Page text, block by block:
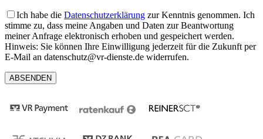
Ich habe die Datenschutzerklärung zur Kenntnis genommen. Ich
stimme zu, dass meine Angaben und Daten zur Beantwortung
meiner Anfrage elektronisch erhoben und gespeichert werden.
Hinweis: Sie können Ihre Einwilligung jederzeit für die Zukunft per
E-Mail an datenschutz@vr-dienste.de widerrufen.